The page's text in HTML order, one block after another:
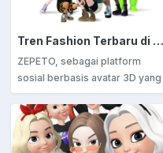
Tren Fashion Terbaru di ZEPETO yang Harus Kamu Coba!
ZEPETO, sebagai platform
sosial berbasis avatar 3D yang
semakin digemari, tidak hanya
berfungsi sebagai ruang untuk
berkomunikasi dan
berinteraksi, tetapi juga